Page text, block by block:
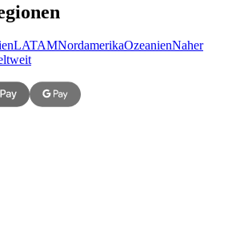
LATAMNordamerikaOzeanienNaher